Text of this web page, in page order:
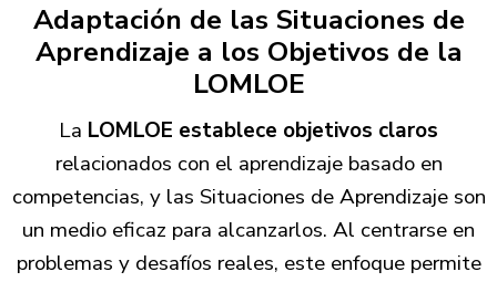
Adaptación de las Situaciones de
Aprendizaje a los Objetivos de la
LOMLOE
La LOMLOE establece objetivos claros
relacionados con el aprendizaje basado en
competencias, y las Situaciones de Aprendizaje son
un medio eficaz para alcanzarlos. Al centrarse en
problemas y desafíos reales, este enfoque permite